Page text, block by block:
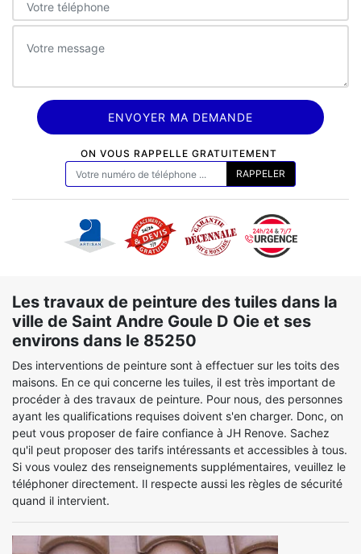
ON VOUS RAPPELLE GRATUITEMENT
Les travaux de peinture des tuiles dans la
ville de Saint Andre Goule D Oie et ses
environs dans le 85250
Des interventions de peinture sont à effectuer sur les toits des
maisons. En ce qui concerne les tuiles, il est très important de
procéder à des travaux de peinture. Pour nous, des personnes
ayant les qualifications requises doivent s'en charger. Donc, on
peut vous proposer de faire confiance à JH Renove. Sachez
qu'il peut proposer des tarifs intéressants et accessibles à tous.
Si vous voulez des renseignements supplémentaires, veuillez le
téléphoner directement. Il respecte aussi les règles de sécurité
quand il intervient.